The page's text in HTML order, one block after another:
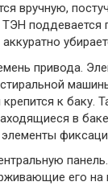
вручную,
поддевается
привода.
к баку.
в
его на